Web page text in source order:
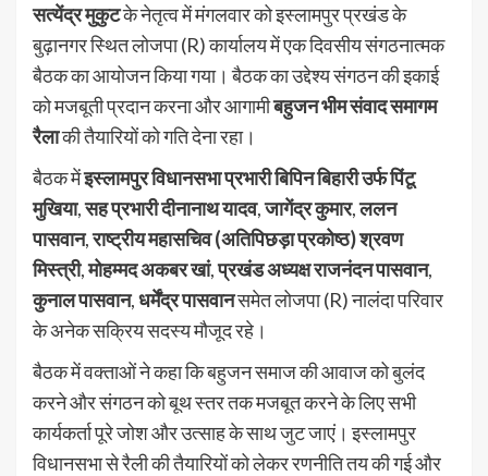
सत्येंद्र मुकुटके नेतृत्व में मंगलवार को इस्लामपुर प्रखंड के
बुढ़ानगर स्थित लोजपा (R) कार्यालय में एक दिवसीय संगठनात्मक
बैठक का आयोजन किया गया। बैठक का उद्देश्य संगठन की इकाई
को मजबूती प्रदान करना और आगामीबहुजन भीम संवाद समागम
रैलाकी तैयारियों को गति देना रहा।
बैठक मेंइस्लामपुर विधानसभा प्रभारी बिपिन बिहारी उर्फ पिंटू
मुखिया,सह प्रभारी दीनानाथ यादव,जागेंद्र कुमार,ललन
पासवान,राष्ट्रीय महासचिव (अतिपिछड़ा प्रकोष्ठ) श्रवण
मिस्त्री,मोहम्मद अकबर खां,प्रखंड अध्यक्ष राजनंदन पासवान,
कुनाल पासवान,धर्मेंद्र पासवानसमेत लोजपा (R) नालंदा परिवार
के अनेक सक्रिय सदस्य मौजूद रहे।
बैठक में वक्ताओं ने कहा कि बहुजन समाज की आवाज को बुलंद
करने और संगठन को बूथ स्तर तक मजबूत करने के लिए सभी
कार्यकर्ता पूरे जोश और उत्साह के साथ जुट जाएं। इस्लामपुर
विधानसभा से रैली की तैयारियों को लेकर रणनीति तय की गई और